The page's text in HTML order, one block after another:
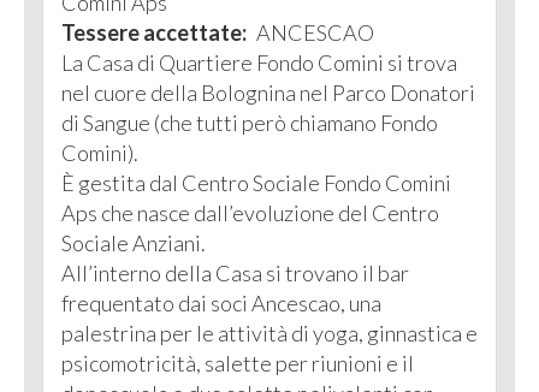
Tessere accettate: ANCESCAO
La Casa di Quartiere Fondo Comini si trova
nel cuore della Bolognina nel Parco Donatori
di Sangue (che tutti però chiamano Fondo
Comini).
È gestita dal Centro Sociale Fondo Comini
Aps che nasce dall’evoluzione del Centro
Sociale Anziani.
All’interno della Casa si trovano il bar
frequentato dai soci Ancescao, una
palestrina per le attività di yoga, ginnastica e
psicomotricità, salette per riunioni e il